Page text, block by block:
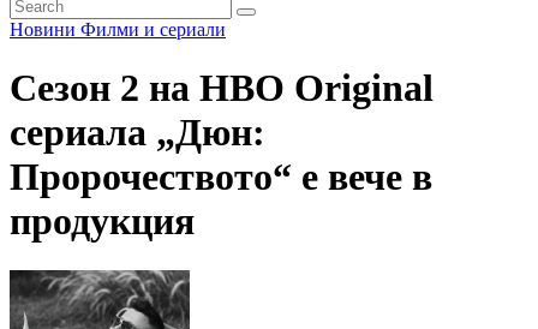
Новини Филми и сериали
Сезон 2 на HBO Original
сериала „Дюн:
Пророчеството“ е вече в
продукция